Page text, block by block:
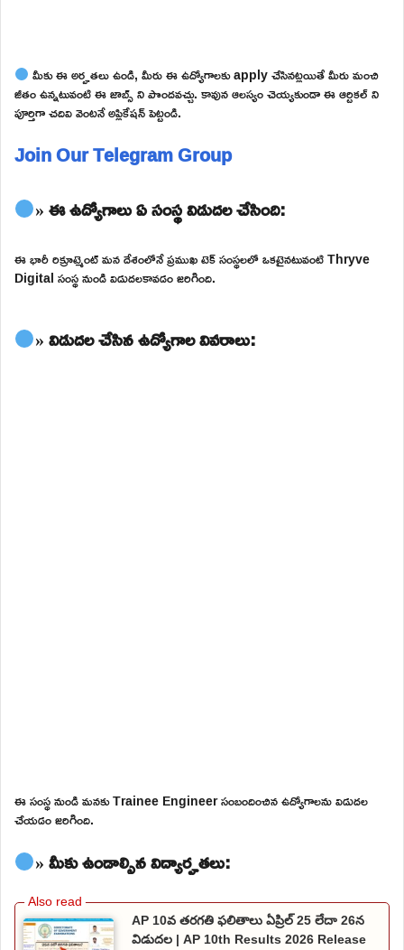
మీకు ఈ అర్హతలు ఉండి, మీరు ఈ ఉద్యోగాలకు apply చేసినట్లయితే మీరు మంచి
జీతం ఉన్నటువంటి ఈ జాబ్స్ ని పొందవచ్చు. కావున ఆలస్యం చెయ్యకుండా ఈ ఆర్టికల్ ని
పూర్తిగా చదివి వెంటనే అప్లికేషన్ పెట్టండి.
Join Our Telegram Group
» ఈ ఉద్యోగాలు ఏ సంస్థ విడుదల చేసింది:
ఈ భారీ రిక్రూట్మెంట్ మన దేశంలోనే ప్రముఖ టెక్ సంస్థలలో ఒకటైనటువంటి Thryve
Digital సంస్థ నుండి విడుదలకావడం జరిగింది.
» విడుదల చేసిన ఉద్యోగాల వివరాలు:
ఈ సంస్థ నుండి మనకు Trainee Engineer సంబందించిన ఉద్యోగాలను విడుదల
చేయడం జరిగింది.
» మీకు ఉండాల్సిన విద్యార్హతలు:
AP 10వ తరగతి ఫలితాలు ఏప్రిల్ 25 లేదా 26న
విడుదల | AP 10th Results 2026 Release